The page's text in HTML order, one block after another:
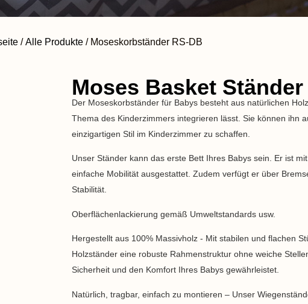
/Alle Produkte/ Moseskorbständer RS-DB
Moses Basket Ständer
Der Moseskorbständer für Babys besteht aus natürlichen
Thema des Kinderzimmers integrieren lässt. Sie können ihn
einzigartigen Stil im Kinderzimmer zu schaffen.
Unser Ständer kann das erste Bett Ihres Babys sein. Er ist
einfache Mobilität ausgestattet. Zudem verfügt er über
Stabilität.
Oberflächenlackierung gemäß Umweltstandards usw.
Hergestellt aus 100% Massivholz - Mit stabilen und flachen
Holzständer eine robuste Rahmenstruktur ohne weiche
Sicherheit und den Komfort Ihres Babys gewährleistet.
Natürlich, tragbar, einfach zu montieren – Unser